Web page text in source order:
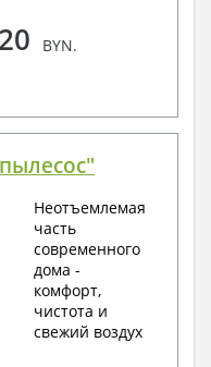
BYN.
Неотъемлемая
часть
современного
дома -
комфорт,
чистота и
свежий воздух